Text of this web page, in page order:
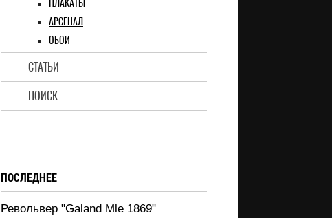
ПЛАКАТЫ
АРСЕНАЛ
ОБОИ
СТАТЬИ
ПОИСК
ПОСЛЕДНЕЕ
Револьвер "Galand Mle 1869"